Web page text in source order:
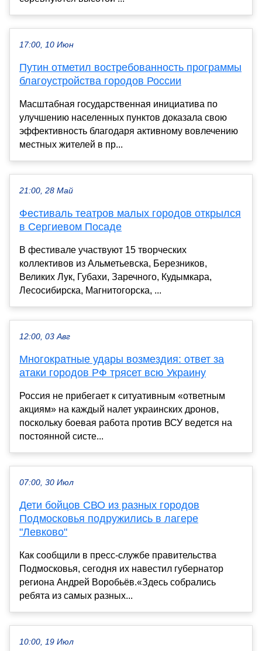
17:00, 10 Июн
Путин отметил востребованность программы
благоустройства городов России
Масштабная государственная инициатива по
улучшению населенных пунктов доказала свою
эффективность благодаря активному вовлечению
местных жителей в пр...
21:00, 28 Май
Фестиваль театров малых городов открылся
в Сергиевом Посаде
В фестивале участвуют 15 творческих
коллективов из Альметьевска, Березников,
Великих Лук, Губахи, Заречного, Кудымкара,
Лесосибирска, Магнитогорска, ...
12:00, 03 Авг
Многократные удары возмездия: ответ за
атаки городов РФ трясет всю Украину
Россия не прибегает к ситуативным «ответным
акциям» на каждый налет украинских дронов,
поскольку боевая работа против ВСУ ведется на
постоянной систе...
07:00, 30 Июл
Дети бойцов СВО из разных городов
Подмосковья подружились в лагере
"Левково"
Как сообщили в пресс-службе правительства
Подмосковья, сегодня их навестил губернатор
региона Андрей Воробьёв.«Здесь собрались
ребята из самых разных...
10:00, 19 Июл